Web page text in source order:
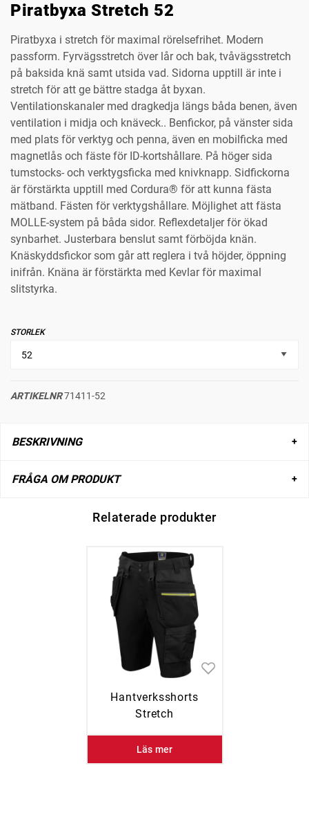
Piratbyxa Stretch 52
Piratbyxa i stretch för maximal rörelsefrihet. Modern
passform. Fyrvägsstretch över lår och bak, tvåvägsstretch
på baksida knä samt utsida vad. Sidorna upptill är inte i
stretch för att ge bättre stadga åt byxan.
Ventilationskanaler med dragkedja längs båda benen, även
ventilation i midja och knäveck.. Benfickor, på vänster sida
med plats för verktyg och penna, även en mobilficka med
magnetlås och fäste för ID-kortshållare. På höger sida
tumstocks- och verktygsficka med knivknapp. Sidfickorna
är förstärkta upptill med Cordura® för att kunna fästa
mätband. Fästen för verktygshållare. Möjlighet att fästa
MOLLE-system på båda sidor. Reflexdetaljer för ökad
synbarhet. Justerbara benslut samt förböjda knän.
Knäskyddsfickor som går att reglera i två höjder, öppning
inifrån. Knäna är förstärkta med Kevlar för maximal
slitstyrka.
STORLEK
ARTIKELNR71411-52
BESKRIVNING
FRÅGA OM PRODUKT
Relaterade produkter
Hantverksshorts
Stretch
Läs mer